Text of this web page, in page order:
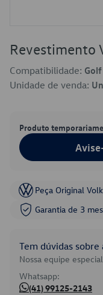
Revestimento
Compatibilidade: Golf
Unidade de venda:
Produto
Peça Original
Garantia de 3
Tem dúvidas
Nossa equipe
Whatsapp:
(41) 99125-2143